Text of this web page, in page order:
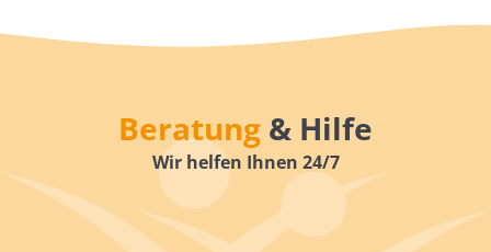
Beratung & Hilfe
Wir helfen Ihnen 24/7